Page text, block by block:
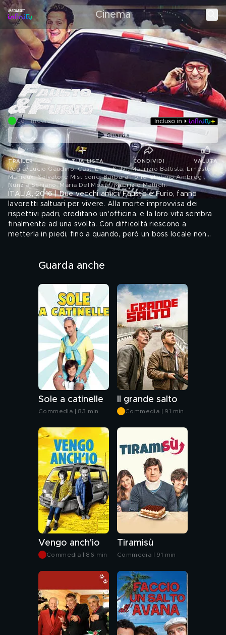
Cinema
Commedia | 88 min
Guarda
TRAILER LA TUA LISTA CONDIVIDI VALUTA
Regia: Lucio Gaudino. Cast: Enzo Salvi, Maurizio Battista, Ernesto
Mahieux, Salvatore Misticone, Barbara Foria, Stefano Ambrogi,
Nunzia Schiano, Maria Del Monte, Maurizio Mattioli.
ITALIA, 2016 | Due vecchi amici, Fausto e Furio, fanno
lavoretti saltuari per vivere. Alla morte improvvisa dei
rispettivi padri, ereditano un'officina, e la loro vita sembra
finalmente ad una svolta. Con difficoltà riescono a
metterla in piedi, fino a quando, però un boss locale non
Genere: Commedia, Comico
Guarda anche
Sole a catinelle
Commedia | 83 min
Il grande salto
Commedia | 91 min
Vengo anch'io
Commedia | 86 min
Tiramisù
Commedia | 91 min